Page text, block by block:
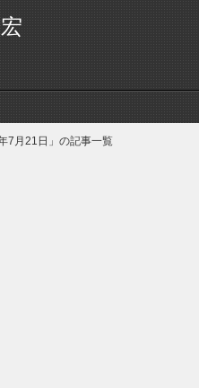
7月21日」の記事一覧